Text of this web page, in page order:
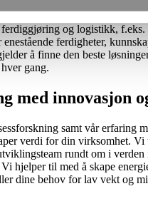
og logistikk,
ferdigheter,
å finne den beste
gang.
med innovasjon
samt vår erfaring
verdi for din virksomhet. Vi
rundt om i verden
hjelper til med å skape
dine behov for lav vekt og